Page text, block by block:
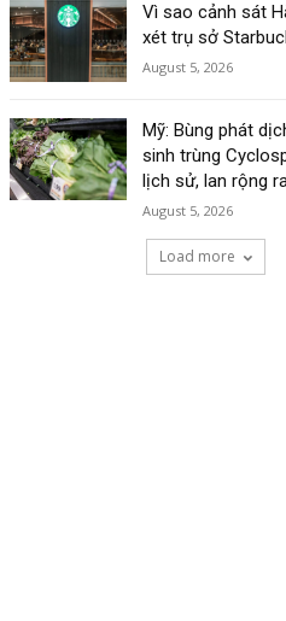
Vì sao cảnh sát
xét trụ sở
August 5, 2026
Mỹ: Bùng phát
sinh trùng
lịch sử, lan rộng
August 5, 2026
Load more